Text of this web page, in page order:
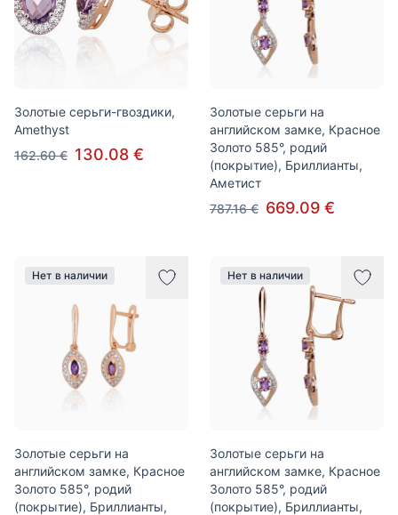
Золотые серьги-гвоздики,
Amethyst
162.60 € 130.08 €
Золотые серьги на
английском замке, Красное
Золото 585°, родий
(покрытие), Бриллианты,
Аметист
787.16 € 669.09 €
Нет в наличии
Золотые серьги на
английском замке, Красное
Золото 585°, родий
(покрытие), Бриллианты,
Нет в наличии
Золотые серьги на
английском замке, Красное
Золото 585°, родий
(покрытие), Бриллианты,